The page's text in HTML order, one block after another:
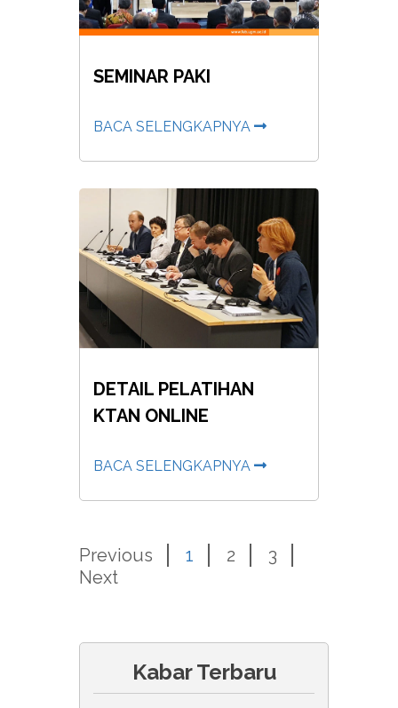
SEMINAR PAKI
BACA SELENGKAPNYA
DETAIL PELATIHAN
KTAN ONLINE
BACA SELENGKAPNYA
Previous 1 2
3
Next
Kabar Terbaru